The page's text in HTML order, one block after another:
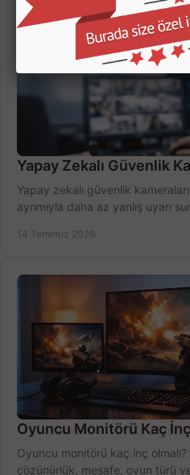
Yapay Zekalı Güvenlik
Yapay zekalı güvenlik
ayrımıyla daha az yanlış uyarı
14 Temmuz 2026
Oyuncu Monitörü Kaç
Oyuncu monitörü kaç inç
çözünürlük, mesafe, oyun türü